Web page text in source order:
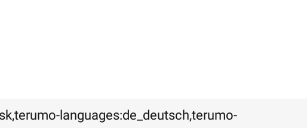
languages:de_deutsch,terumo-